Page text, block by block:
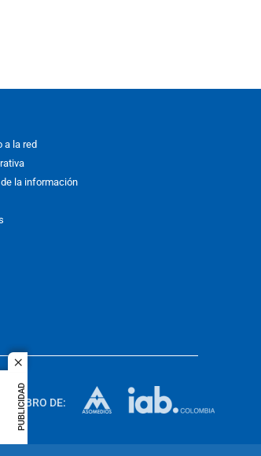
close
PUBLICIDAD
a la red
la información
MIEMBRO DE: